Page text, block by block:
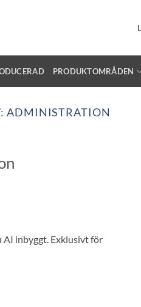
PRODUKTOMRÅDEN
ADMINISTRATION
inbyggt. Exklusivt för